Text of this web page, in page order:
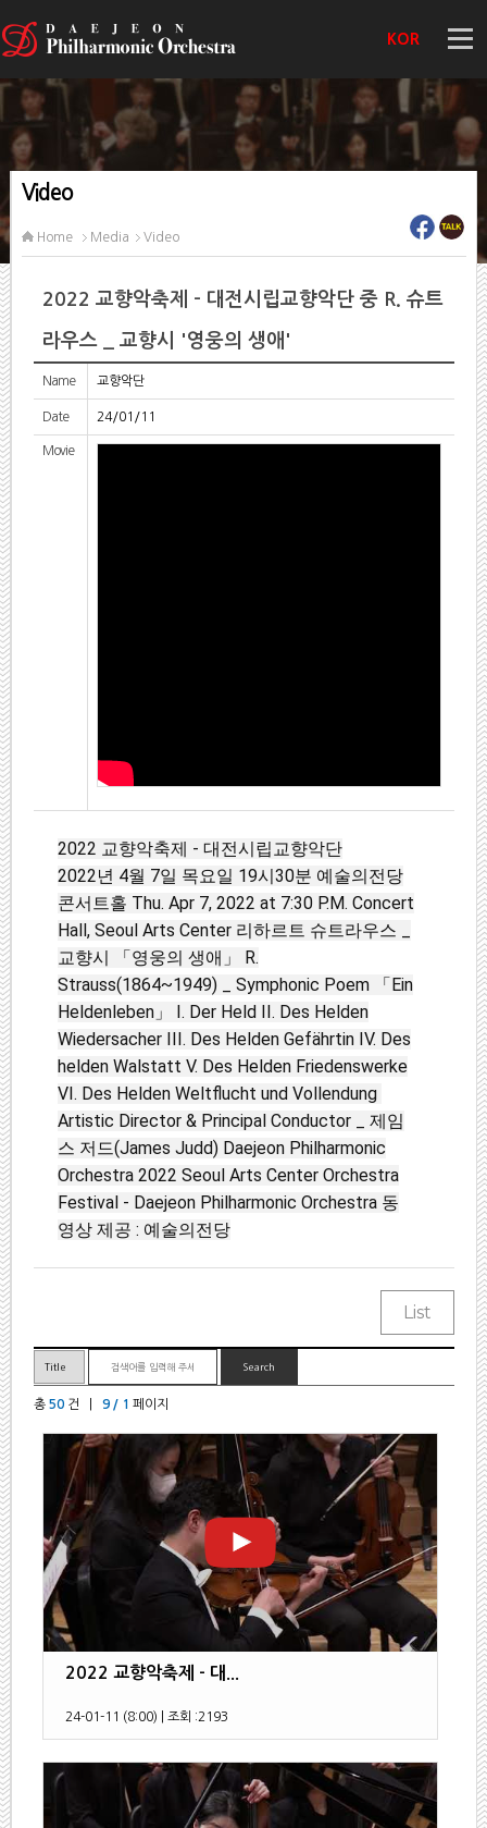
KOR
Video
Home Media Video
2022 교향악축제 - 대전시립교향악단 중 R. 슈트
라우스 _ 교향시 '영웅의 생애'
Name 교향악단
Date 24/01/11
Movie
2022 교향악축제 - 대전시립교향악단
2022년 4월 7일 목요일 19시30분 예술의전당
콘서트홀 Thu. Apr 7, 2022 at 7:30 P.M. Concert
Hall, Seoul Arts Center 리하르트 슈트라우스 _
교향시 「영웅의 생애」 R.
Strauss(1864~1949) _ Symphonic Poem 「Ein
Heldenleben」 I. Der Held II. Des Helden
Wiedersacher III. Des Helden Gefährtin IV. Des
helden Walstatt V. Des Helden Friedenswerke
VI. Des Helden Weltflucht und Vollendung ㅤㅤ
Artistic Director & Principal Conductor _ 제임
스 저드(James Judd) Daejeon Philharmonic
Orchestra 2022 Seoul Arts Center Orchestra
Festival - Daejeon Philharmonic Orchestra 동
영상 제공 : 예술의전당
총 50건 | 9 / 1 페이지
2022 교향악축제 - 대...
24-01-11 (8:00) 조회 :2193